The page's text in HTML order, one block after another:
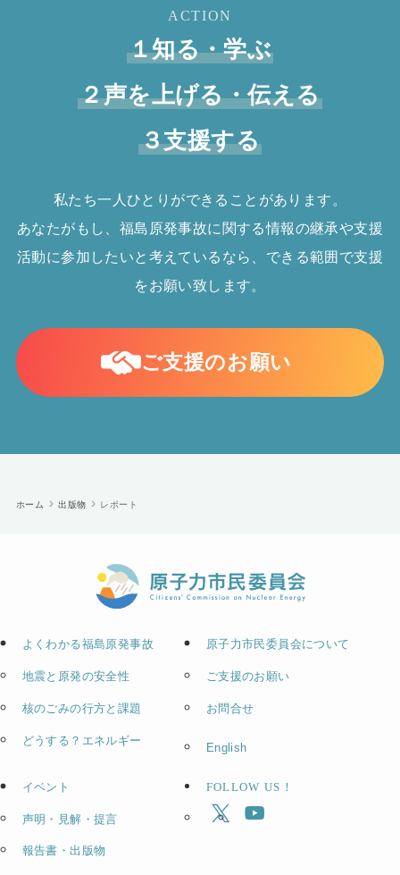
ACTION
１知る・学ぶ
２声を上げる・伝える
３支援する
私たち一人ひとりができることがあります。
あなたがもし、福島原発事故に関する情報の継承や支援
活動に参加したいと考えているなら、できる範囲で支援
をお願い致します。
ご支援のお願い
ホーム 出版物 レポート
よくわかる福島原発事故
地震と原発の安全性
核のごみの行方と課題
どうする？エネルギー
イベント
声明・見解・提言
報告書・出版物
原子力市民委員会について
ご支援のお願い
お問合せ
English
FOLLOW US！